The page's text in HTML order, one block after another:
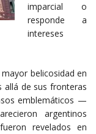
imparcial o
responde a
intereses
belicosidad en
allá de sus fronteras
emblemáticos —
argentinos
revelados en